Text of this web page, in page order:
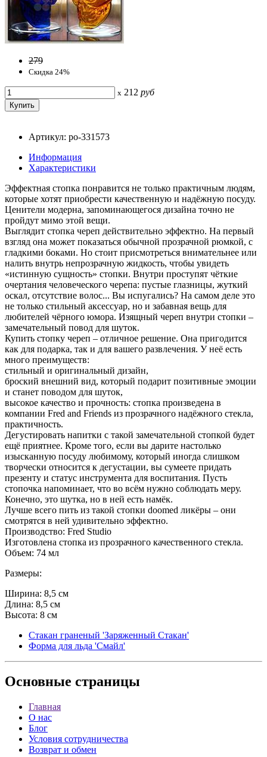
279
Скидка 24%
x 212 руб
Артикул: po-331573
Информация
Характеристики
Эффектная стопка понравится не только практичным людям,
которые хотят приобрести качественную и надёжную посуду.
Ценители модерна, запоминающегося дизайна точно не
пройдут мимо этой вещи.
Выглядит стопка череп действительно эффектно. На первый
взгляд она может показаться обычной прозрачной рюмкой, с
гладкими боками. Но стоит присмотреться внимательнее или
налить внутрь непрозрачную жидкость, чтобы увидеть
«истинную сущность» стопки. Внутри проступят чёткие
очертания человеческого черепа: пустые глазницы, жуткий
оскал, отсутствие волос... Вы испугались? На самом деле это
не только стильный аксессуар, но и забавная вещь для
любителей чёрного юмора. Изящный череп внутри стопки –
замечательный повод для шуток.
Купить стопку череп – отличное решение. Она пригодится
как для подарка, так и для вашего развлечения. У неё есть
много преимуществ:
стильный и оригинальный дизайн,
броский внешний вид, который подарит позитивные эмоции
и станет поводом для шуток,
высокое качество и прочность: стопка произведена в
компании Fred and Friends из прозрачного надёжного стекла,
практичность.
Дегустировать напитки с такой замечательной стопкой будет
ещё приятнее. Кроме того, если вы дарите настолько
изысканную посуду любимому, который иногда слишком
творчески относится к дегустации, вы сумеете придать
презенту и статус инструмента для воспитания. Пусть
стопочка напоминает, что во всём нужно соблюдать меру.
Конечно, это шутка, но в ней есть намёк.
Лучше всего пить из такой стопки doomed ликёры – они
смотрятся в ней удивительно эффектно.
Производство: Fred Studio
Изготовлена стопка из прозрачного качественного стекла.
Объем: 74 мл
Размеры:
Ширина: 8,5 см
Длина: 8,5 см
Высота: 8 см
Стакан граненый 'Заряженный Стакан'
Форма для льда 'Смайл'
Основные страницы
Главная
О нас
Блог
Условия сотрудничества
Возврат и обмен